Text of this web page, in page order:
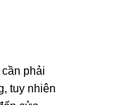
phải
tuy nhiên